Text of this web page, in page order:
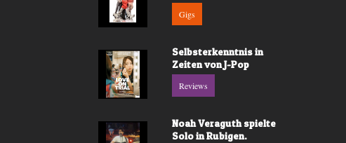
Gigs
Selbsterkenntnis in
Zeiten von J-Pop
Reviews
Noah Veraguth spielte
Solo in Rubigen.